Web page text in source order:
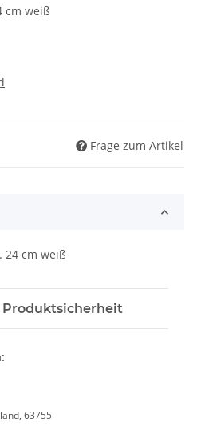
cm weiß
Frage zum Artikel
24 cm weiß
Produktsicherheit
63755